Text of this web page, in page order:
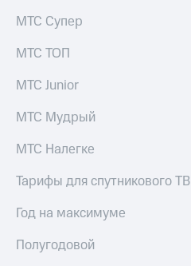
МТС Супер
МТС ТОП
МТС Junior
МТС Мудрый
МТС Налегке
Тарифы для спутникового ТВ
Год на максимуме
Полугодовой